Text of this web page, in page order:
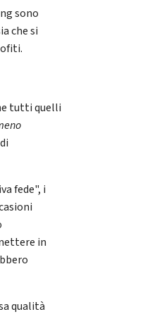
sono
che si
tutti quelli
fede", i
in
qualità